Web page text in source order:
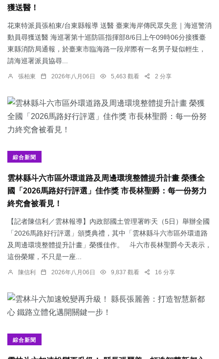
獲送醫！
花東特派員張柏東/台東縣報導 送醫 臺東海岸傳民眾失意｜海巡警消
動員尋獲送醫 海巡署第十巡防區指揮部8/6日上午09時06分接獲臺
東縣消防局通報，於臺東市臨海路一段岸際有一名男子疑似輕生，
請海巡署派員協尋...
張柏東 2026年八月06日 5,463 觀看 2 分享
綜合新聞
雲林縣斗六市區外環道路及周邊環境整體提升計畫 榮獲全
國「2026馬路好行評選」佳作獎 市長林聖爵：每一份努力
終究會被看見！
【記者陳信利／雲林報導】內政部國土管理署昨天（5日）舉辦全國
「2026馬路好行評選」頒獎典禮，其中「雲林縣斗六市區外環道路
及周邊環境整體提升計畫」榮獲佳作。 斗六市長林聖爵今天表示，
這份榮耀，不只是一座...
陳信利 2026年八月06日 9,837 觀看 16 分享
綜合新聞